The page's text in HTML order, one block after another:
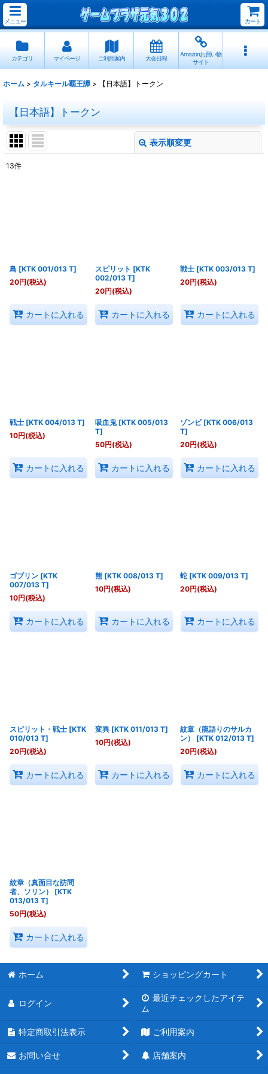
メニュー カート
カテゴリ マイページ ご利用案内 大会日程
Amazonお買い物
サイト
ホーム > タルキール覇王譚 > 【日本語】トークン
【日本語】トークン
表示順変更
13件
鳥 [KTK 001/013 T]
20円(税込)
カートに入れる
スピリット [KTK
002/013 T]
20円(税込)
カートに入れる
戦士 [KTK 003/013 T]
20円(税込)
カートに入れる
戦士 [KTK 004/013 T]
10円(税込)
カートに入れる
吸血鬼 [KTK 005/013
T]
50円(税込)
カートに入れる
ゾンビ [KTK 006/013
T]
20円(税込)
カートに入れる
ゴブリン [KTK
007/013 T]
10円(税込)
カートに入れる
熊 [KTK 008/013 T]
10円(税込)
カートに入れる
蛇 [KTK 009/013 T]
20円(税込)
カートに入れる
スピリット・戦士 [KTK
010/013 T]
20円(税込)
カートに入れる
変異 [KTK 011/013 T]
10円(税込)
カートに入れる
紋章（龍語りのサルカ
ン）
[KTK 012/013 T]
20円(税込)
カートに入れる
紋章（真面目な訪問
者、ソリン）
[KTK
013/013 T]
50円(税込)
カートに入れる
ホーム ショッピングカート
ログイン
最近チェックしたアイテ
ム
特定商取引法表示 ご利用案内
お問い合せ 店舗案内